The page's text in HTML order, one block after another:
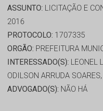
ASSUNTO: LICITAÇÃO E
2016
PROTOCOLO: 1707335
ORGÃO: PREFEITURA
INTERESSADO(S): LEONEL
ODILSON ARRUDA
ADVOGADO(S): NÃO HÁ